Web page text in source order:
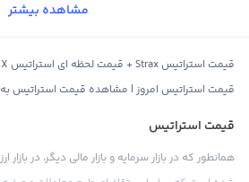
مشاهده بیشتر
قیمت استراتیس امروز | مشاهده قیمت استراتیس به
قیمت استراتیس
همانطور که در بازار سرمایه و بازار مالی دیگر، در